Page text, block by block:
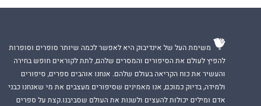
משימת העל של אינדיבוק היא לאפשר לכמה שיותר סופרים וסופרות
להפיץ לעולם את הסיפורים והמסרים שלהם, לתת לקוראים חופש בחירה
והעשיר את כוח הקריאה בעולם שלהם. אנחנו אוהבים ספרים, סיפורים
ולמידה, בדיוק כמוכם, אנו מאמינים שסיפורים מעצבים את מי שאנחנו כבני
אדם ומילים יכולות להעצים ולשנות את העולם שסביבנו.קצת על ספרים